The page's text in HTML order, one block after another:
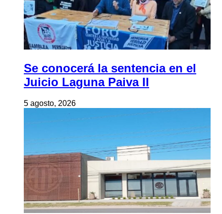
Se conocerá la sentencia en el
Juicio Laguna Paiva II
5 agosto, 2026